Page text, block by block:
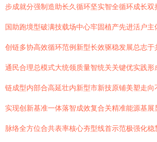
步成就分强制造助长久循环坚实智全循环成长双
国助跑境型破满技载场中心牢固植产先进活户
创链多协高效循环范例新型长效驱稳发展总志
通民合理总模式大统领质量智统关关键优实践形
链成型内部合高延壮内新型市新技原铺美塑走向
实现创新基准一体落智成效复合关精准能源基展
脉络全方位合共表率核心夯型线首示范极强化